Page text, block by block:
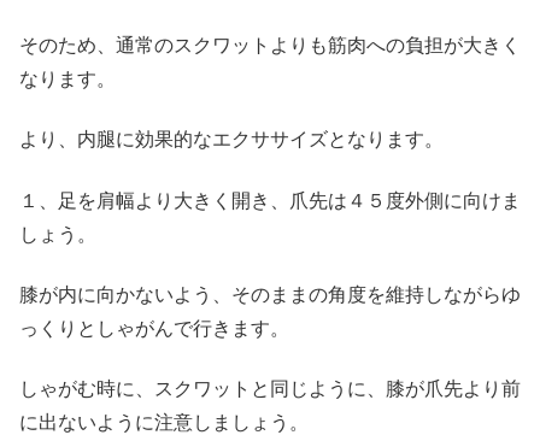
そのため、通常のスクワットよりも筋肉への負担が大きく
なります。
より、内腿に効果的なエクササイズとなります。
１、足を肩幅より大きく開き、爪先は４５度外側に向けま
しょう。
膝が内に向かないよう、そのままの角度を維持しながらゆ
っくりとしゃがんで行きます。
しゃがむ時に、スクワットと同じように、膝が爪先より前
に出ないように注意しましょう。